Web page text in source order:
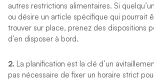
autres restrictions alimentaires. Si
ou désire un article spécifique qui pourrait
trouver sur place, prenez des dispositions
d’en disposer à bord.
2. La planification est la clé d’un
pas nécessaire de fixer un horaire strict